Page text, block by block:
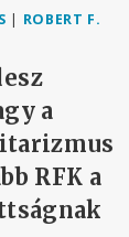
| ROBERT F.
a
RFK a